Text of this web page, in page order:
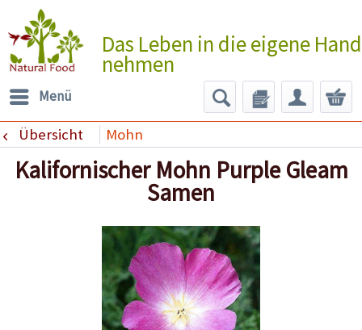
Das Leben in die eigene Hand
nehmen
Menü
Übersicht Mohn
Kalifornischer Mohn Purple Gleam
Samen